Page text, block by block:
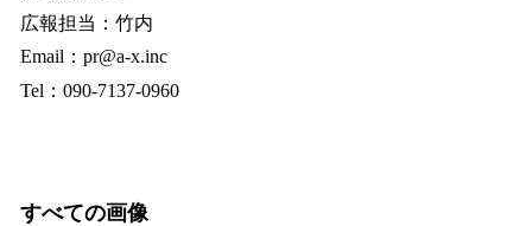
広報担当：竹内
Email：pr@a-x.inc
Tel：090-7137-0960
すべての画像